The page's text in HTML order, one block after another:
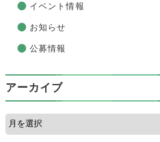
イベント情報
お知らせ
公募情報
アーカイブ